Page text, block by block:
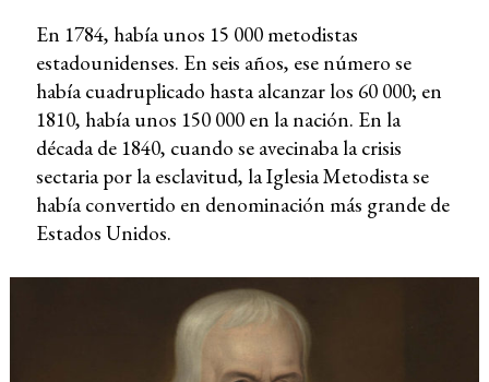
En 1784, había unos 15 000 metodistas
estadounidenses. En seis años, ese número se
había cuadruplicado hasta alcanzar los 60 000; en
1810, había unos 150 000 en la nación. En la
década de 1840, cuando se avecinaba la crisis
sectaria por la esclavitud, la Iglesia Metodista se
había convertido en denominación más grande de
Estados Unidos.